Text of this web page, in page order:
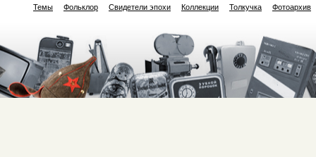
Темы Фольклор Свидетели эпохи Коллекции Толкучка Фотоархив